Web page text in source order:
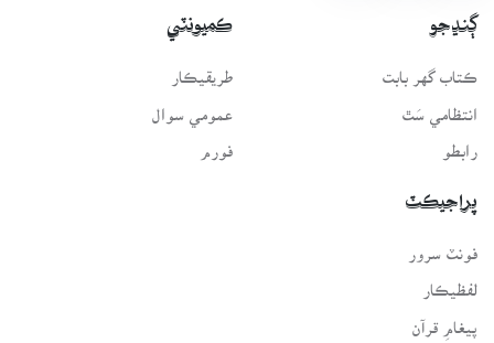
ڳنڍجو
ڪتاب گهر بابت
انتظامي سَٿ
رابطو
ڪميونٽي
طريقيڪار
عمومي سوال
فورم
پراجيڪٽ
لفظيڪار
پيغامِ قرآن